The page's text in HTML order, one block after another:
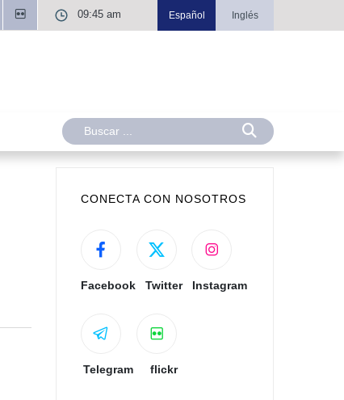
09:45 am Español Inglés
CONECTA CON NOSOTROS
Facebook Twitter Instagram
Telegram flickr